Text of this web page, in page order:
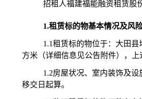
招租人福建福能融资租赁股
1.租赁标的物基本情况及风
1.1租赁标的物位于：大田县
方米（详细信息见公告附件），上
1.2房屋状况、室内装饰及
移交日起算。